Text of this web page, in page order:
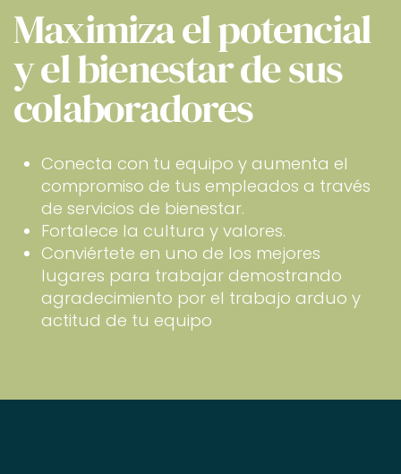
Maximiza el potencial
y el bienestar de sus
colaboradores
Conecta con tu equipo y aumenta el
compromiso de tus empleados a través
de servicios de bienestar.
Fortalece la cultura y valores.
Conviértete en uno de los mejores
lugares para trabajar demostrando
agradecimiento por el trabajo arduo y
actitud de tu equipo